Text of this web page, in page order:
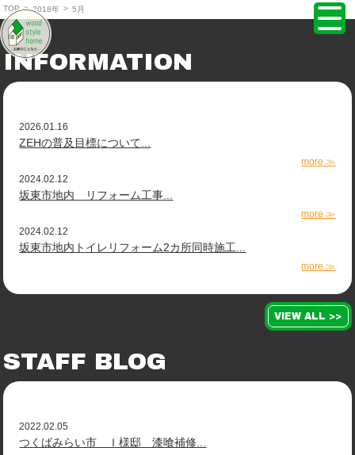
株式会社ウッドスタイルホーム TOPPAGE
TOP > 2018年 > 5月
INFORMATION
2026.01.16
ZEHの普及目標について...
more ≫
2024.02.12
坂東市地内 リフォーム工事...
more ≫
2024.02.12
坂東市地内トイレリフォーム2カ所同時施工...
more ≫
VIEW ALL >>
STAFF BLOG
2022.02.05
つくばみらい市 Ｉ様邸 漆喰補修...